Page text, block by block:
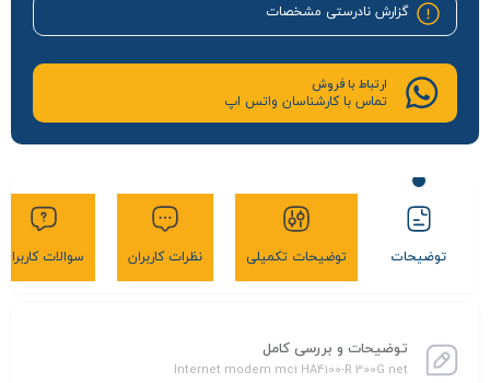
گزارش نادرستی مشخصات
ارتباط با فروش
تماس با کارشناسان واتس اپ
توضیحات توضیحات تکمیلی نظرات کاربران سوالات کاربران
توضیحات و بررسی کامل
Internet modem mci HA4100-R 300G net